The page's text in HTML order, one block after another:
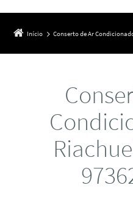
Início Conserto de Ar